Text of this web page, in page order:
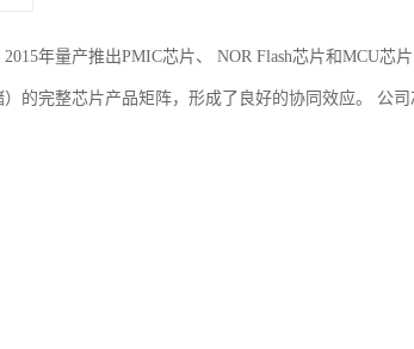
年量产推出PMIC芯片、 NOR Flash芯片和MCU芯片
的完整芯片产品矩阵，形成了良好的协同效应。 公